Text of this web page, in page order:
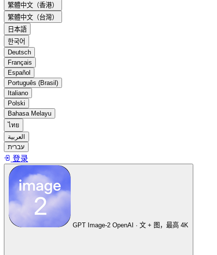
繁體中文（香港）
繁體中文（台灣）
日本語
한국어
Deutsch
Français
Español
Português (Brasil)
Italiano
Polski
Bahasa Melayu
ไทย
العربية
עברית
登录
GPT Image-2 OpenAI · 文 + 图，最高 4K